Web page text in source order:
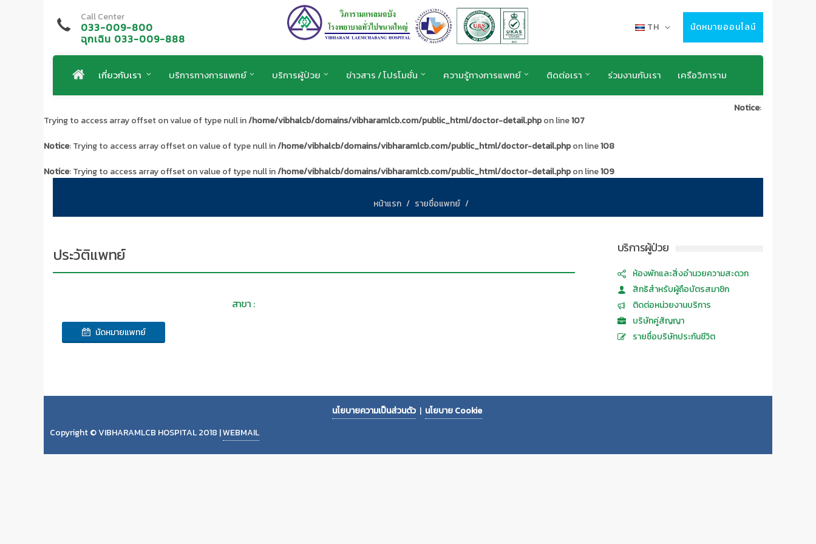
Call Center
033-009-800
ฉุกเฉิน 033-009-888
TH นัดหมายออนไลน์
เกี่ยวกับเรา บริการทางการแพทย์ บริการผู้ป่วย ข่าวสาร / โปรโมชั่น ความรู้ทางการแพทย์ ติดต่อเรา ร่วมงานกับเรา เครือวิภาราม
Notice:
Trying to access array offset on value of type null in/home/vibhalcb/domains/vibharamlcb.com/public_html/doctor-detail.phpon line107
Notice: Trying to access array offset on value of type null in/home/vibhalcb/domains/vibharamlcb.com/public_html/doctor-detail.phpon line108
Notice: Trying to access array offset on value of type null in/home/vibhalcb/domains/vibharamlcb.com/public_html/doctor-detail.phpon line109
หน้าแรก รายชื่อแพทย์
ประวัติแพทย์
นัดหมายแพทย์
สาขา :
บริการผู้ป่วย
ห้องพักและสิ่งอำนวยความสะดวก
สิทธิสำหรับผู้ถือบัตรสมาชิก
ติดต่อหน่วยงานบริการ
บริษัทคู่สัญญา
รายชื่อบริษัทประกันชีวิต
นโยบายความเป็นส่วนตัว | นโยบาย Cookie
Copyright © VIBHARAMLCB HOSPITAL 2018 |WEBMAIL